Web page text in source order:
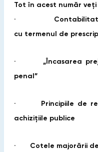
Tot în acest număr
· Contabilitatea
cu termenul de
· „Încasarea
penal”
· Principiile de
achizițiile publice
· Cotele majorării de